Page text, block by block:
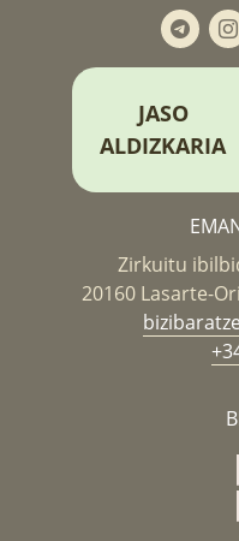
JASO
ALDIZKARIA
Zirkuitu
20160 Lasarte-